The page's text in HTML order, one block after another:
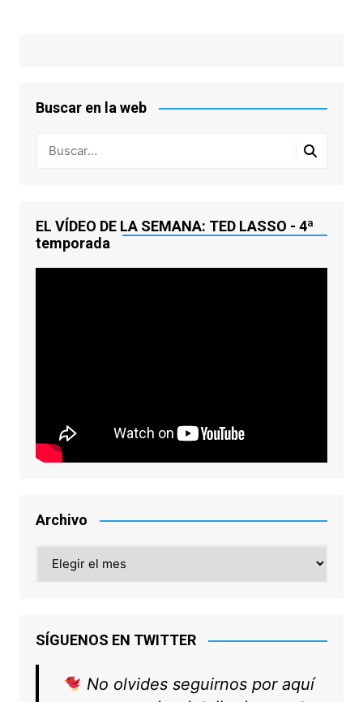
Buscar en la web
EL VÍDEO DE LA SEMANA: TED LASSO - 4ª
temporada
Archivo
SÍGUENOS EN TWITTER
No olvides seguirnos por aquí